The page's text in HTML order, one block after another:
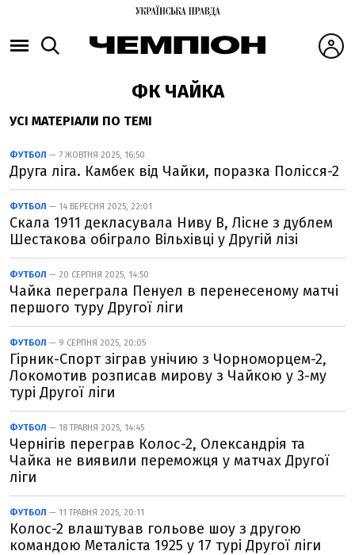
ФК ЧАЙКА
УСІ МАТЕРІАЛИ ПО ТЕМІ
ФУТБОЛ — 7 ЖОВТНЯ 2025, 16:50
Друга ліга. Камбек від Чайки, поразка Полісся-2
ФУТБОЛ — 14 ВЕРЕСНЯ 2025, 22:01
Скала 1911 декласувала Ниву В, Лісне з дублем
Шестакова обіграло Вільхівці у Другій лізі
ФУТБОЛ — 20 СЕРПНЯ 2025, 14:50
Чайка переграла Пенуел в перенесеному матчі
першого туру Другої ліги
ФУТБОЛ — 9 СЕРПНЯ 2025, 20:05
Гірник-Спорт зіграв унічию з Чорноморцем-2,
Локомотив розписав мирову з Чайкою у 3-му
турі Другої ліги
ФУТБОЛ — 18 ТРАВНЯ 2025, 14:45
Чернігів переграв Колос-2, Олександрія та
Чайка не виявили переможця у матчах Другої
ліги
ФУТБОЛ — 11 ТРАВНЯ 2025, 20:11
Колос-2 влаштував гольове шоу з другою
командою Металіста 1925 у 17 турі Другої ліги